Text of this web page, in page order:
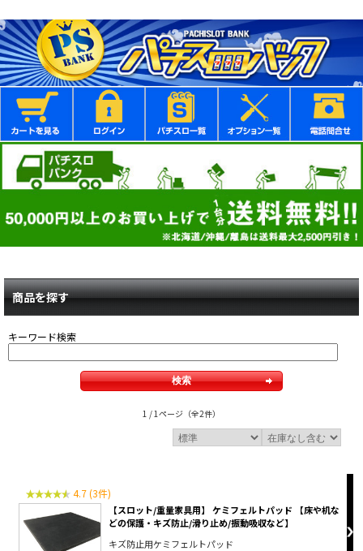
商品を探す
キーワード検索
1 / 1ページ （全2件）
4.7 (3件)
【スロット/重量家具用】 ケミフェルトパッド 【床や机な
どの保護・キズ防止/滑り止め/振動吸収など】
キズ防止用ケミフェルトパッド